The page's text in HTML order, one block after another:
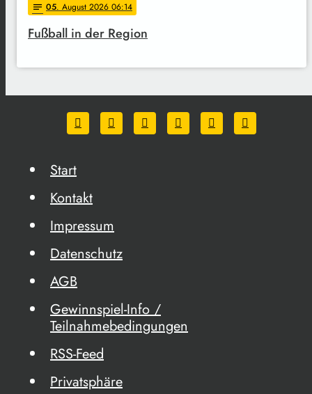
notes 05. August 2026 06:14
Fußball in der Region
Start
Kontakt
Impressum
Datenschutz
AGB
Gewinnspiel-Info /
Teilnahmebedingungen
RSS-Feed
Privatsphäre